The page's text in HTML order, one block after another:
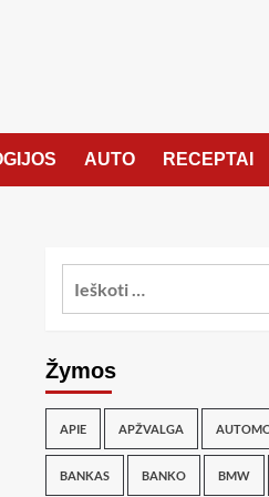
AUTO RECEPTAI
Žymos
APIE APŽVALGA
BANKAS BANKO BMW